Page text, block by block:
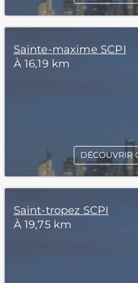
Sainte-maxime SCPI
À 16,19 km
DÉCOUVRIR
Saint-tropez SCPI
À 19,75 km